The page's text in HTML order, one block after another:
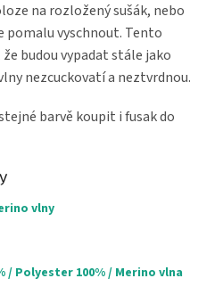
na rozložený sušák, nebo
pomalu vyschnout. Tento
budou vypadat stále jako
nezcuckovatí a neztvrdnou.
barvě koupit i fusak do
vlny
/ Polyester 100% / Merino vlna